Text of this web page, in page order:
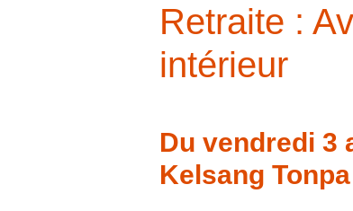
Retraite :
intérieur
Du vendredi 3
Kelsang Tonpa